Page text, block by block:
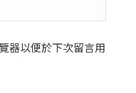
器以便於下次留言用